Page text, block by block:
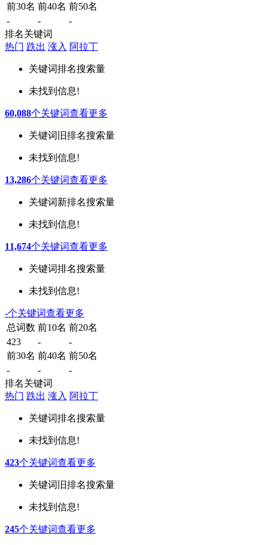
前30名 前40名 前50名
-
-
-
排名关键词
热门 跌出 涨入 阿拉丁
关键词排名搜索量
未找到信息!
60,088个关键词查看更多
关键词 旧排名搜索量
未找到信息!
13,286个关键词查看更多
关键词新排名搜索量
未找到信息!
11,674个关键词查看更多
关键词排名搜索量
未找到信息!
-个关键词查看更多
总词数 前10名 前20名
423
-
-
前30名 前40名 前50名
-
-
-
排名关键词
热门 跌出 涨入 阿拉丁
关键词排名搜索量
未找到信息!
423个关键词查看更多
关键词 旧排名搜索量
未找到信息!
245个关键词查看更多